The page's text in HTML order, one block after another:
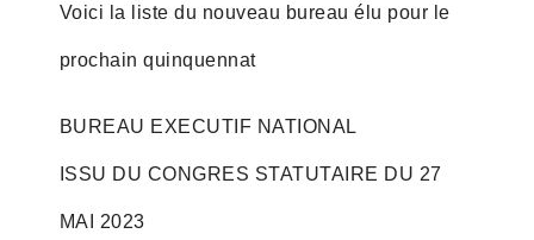
Voici la liste du nouveau bureau élu pour le
prochain quinquennat
BUREAU EXECUTIF NATIONAL
ISSU DU CONGRES STATUTAIRE DU 27
MAI 2023